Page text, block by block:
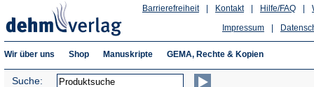
Hilfe/FAQ
Kontakt
Barrierefreiheit
Impressum
Wir über uns Shop Manuskripte GEMA, Rechte & Kopien
Suche: